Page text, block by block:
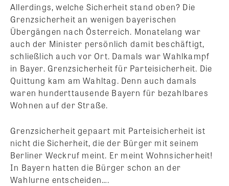
Allerdings, welche Sicherheit stand oben? Die
Grenzsicherheit an wenigen bayerischen
Übergängen nach Österreich. Monatelang war
auch der Minister persönlich damit beschäftigt,
schließlich auch vor Ort. Damals war Wahlkampf
in Bayer. Grenzsicherheit für Parteisicherheit. Die
Quittung kam am Wahltag. Denn auch damals
waren hunderttausende Bayern für bezahlbares
Wohnen auf der Straße.
Grenzsicherheit gepaart mit Parteisicherheit ist
nicht die Sicherheit, die der Bürger mit seinem
Berliner Weckruf meint. Er meint Wohnsicherheit!
In Bayern hatten die Bürger schon an der
Wahlurne entscheiden….